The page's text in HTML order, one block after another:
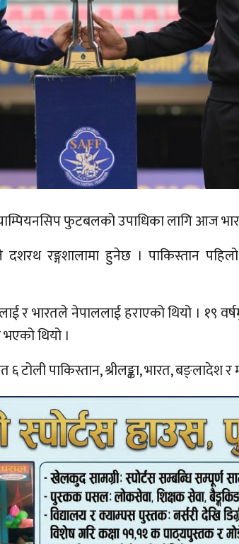
फुटबलको उपाधिका लागि आज
रङ्गशालामा हुनेछ । पाकिस्तान पहिलो
र भारतले नेपाललाई हराएको थियो । १९
थियो ।
टोली पाकिस्तान, श्रीलङ्का, भारत, बङ्लादेश र